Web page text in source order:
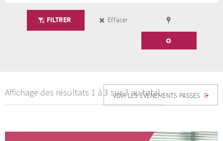
FILTRER Effacer
Affichage des résultats 1 à 3 sur 3 au total
VOIR LES ÉVÉNEMENTS PASSÉS